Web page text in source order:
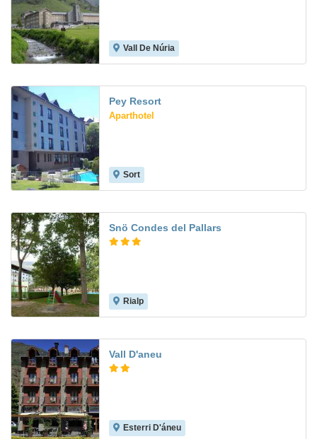
Vall De Núria
Pey Resort
Aparthotel
Sort
Snö Condes del Pallars
Rialp
Vall D'aneu
Esterri D'áneu